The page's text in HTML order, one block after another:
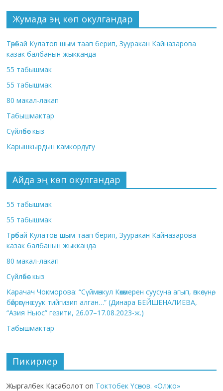
Жумада эң көп окулгандар
Төрөбай Кулатов шым таап берип, Зууракан Кайназарова
казак балбанын жыкканда
55 табышмак
55 табышмак
80 макал-лакап
Табышмактар
Сүйлөбөс кыз
Карышкырдын камкордугу
Айда эң көп окулгандар
55 табышмак
55 табышмак
Төрөбай Кулатов шым таап берип, Зууракан Кайназарова
казак балбанын жыкканда
80 макал-лакап
Сүйлөбөс кыз
Карачач Чокморова: “Сүймөнкул Көкөмерен суусуна агып, өпкөсүнө,
бөйрөгүнө суук тийгизип алган…” (Динара БЕЙШЕНАЛИЕВА,
“Азия Ньюс” гезити, 26.07–17.08.2023-ж.)
Табышмактар
Пикирлер
Жыргалбек Касаболот on Токтобек Үсөнов. «Олжо»